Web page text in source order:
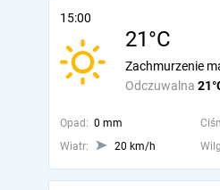
15:00
21°C
Odczuwalna
Zachmurzenie
Opad: 0 mm
Wiatr:
20 km/h